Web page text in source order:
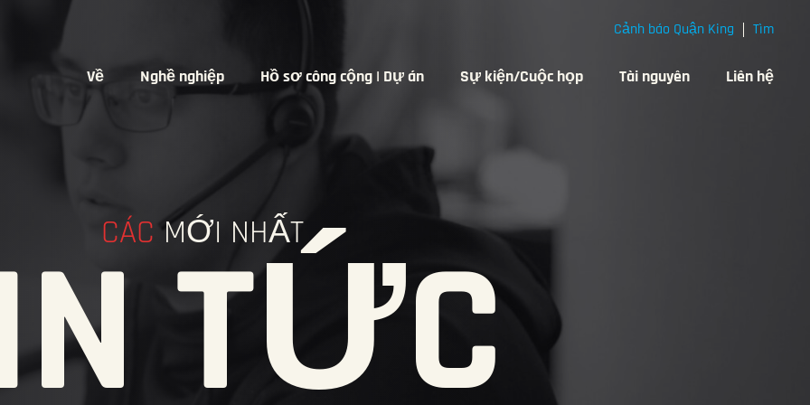
Về Nghề nghiệp Hồ sơ công cộng | Dự án Sự kiện/Cuộc họp Tài nguyên Liên hệ
Cảnh báo Quận King Tìm
CÁC MỚI NHẤT
TỨC